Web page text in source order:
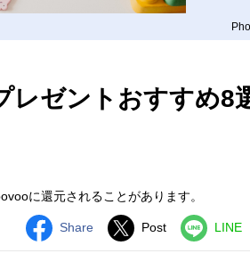
レゼントおすすめ8
に還元されることがあります。
Share Post LINE